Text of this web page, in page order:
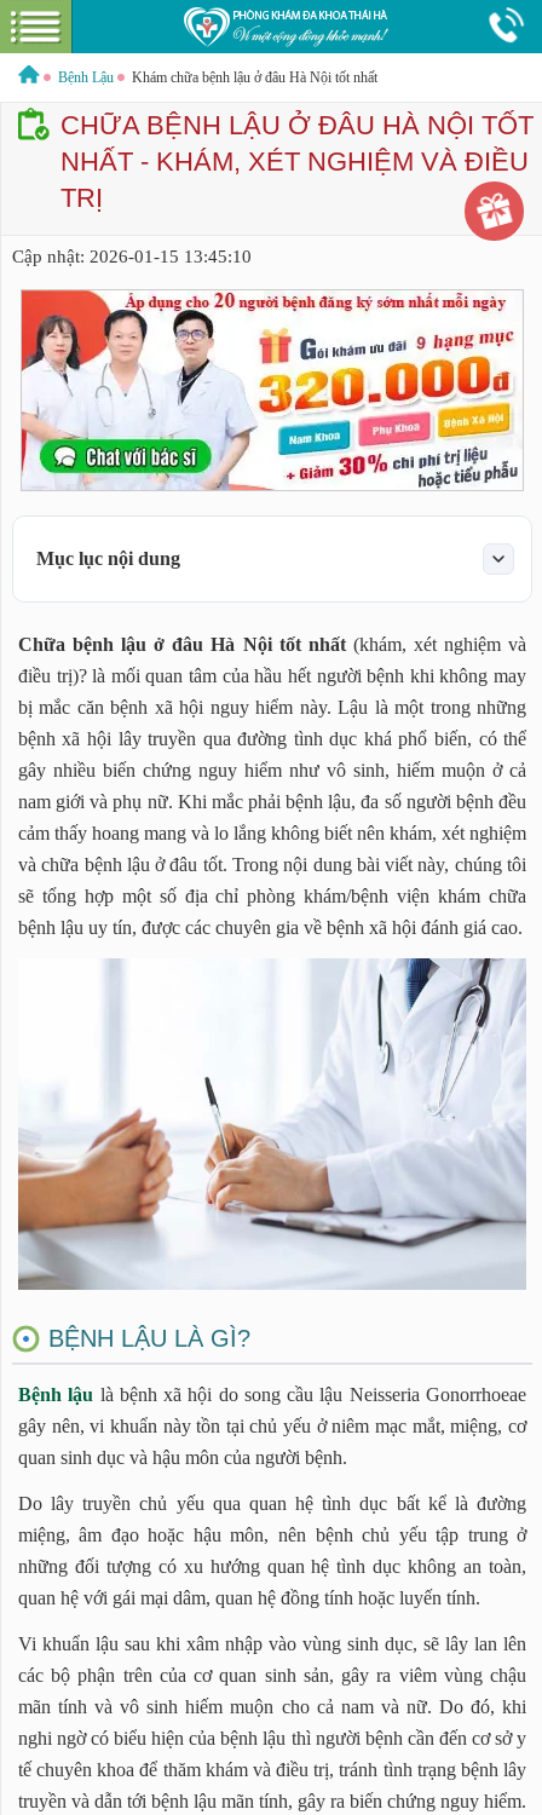
0379544317Bác sĩ tư vấn miễn phí
GÓI DỊCH VỤ
HƯỚNG DẪN VÀ CHI PHÍ
ĐẶT LỊCH HẸN KHÁM
LIÊN HỆ
NAM KHOA
BỆNH XÃ HỘI
Đi
ệ
n
t
h
o
ại
Bệnh Lậu Khám chữa bệnh lậu ở đâu Hà Nội tốt nhất
CHỮA BỆNH LẬU Ở ĐÂU HÀ NỘI TỐT
NHẤT - KHÁM, XÉT NGHIỆM VÀ ĐIỀU
TRỊ
Cập nhật: 2026-01-15 13:45:10
Mục lục nội dung
Triệu chứng bệnh lậu
Bệnh lậu có nguy hiểm không?
Khám, xét nghiệm và điều trị bệnh lậu ở đâu tốt nhất Hà
1. Chữa bệnh lậu ở đâu? Phòng khám Thái Hà
2. Khám bệnh lậu ở đâu? Bệnh viện Da liễu Trung
Ương
3. Chữa bệnh lậu ở Hà Nội - Bệnh viện Đại học Y Hà
4. Điều trị bệnh lậu ở đâu? Bệnh viện Trung Ương
5. Khám bệnh lậu tại bệnh viện Bạch Mai
6. Xét nghiệm bệnh lậu ở đâu? bệnh viện Da liễu Hà
7. Bệnh lậu chữa ở đâu? bệnh viện Bệnh viên quân y
103
8. Phòng khám bệnh lậu Hưng Thịnh
Chi phí khám, chữa bệnh lậu bao nhiêu tiền?
Chữa bệnh lậu ở đâu Hà Nội tốt nhất(khám, xét nghiệm và
điều trị)? là mối quan tâm của hầu hết người bệnh khi không may
bị mắc căn bệnh xã hội nguy hiểm này. Lậu là một trong những
bệnh xã hội lây truyền qua đường tình dục khá phổ biến, có thể
gây nhiều biến chứng nguy hiểm như vô sinh, hiếm muộn ở cả
nam giới và phụ nữ. Khi mắc phải bệnh lậu, đa số người bệnh đều
cảm thấy hoang mang và lo lắng không biết nên khám, xét nghiệm
và chữa bệnh lậu ở đâu tốt. Trong nội dung bài viết này, chúng tôi
sẽ tổng hợp một số địa chỉ phòng khám/bệnh viện khám chữa
bệnh lậu uy tín, được các chuyên gia về bệnh xã hội đánh giá cao.
BỆNH LẬU LÀ GÌ?
Bệnh lậu là bệnh xã hội do song cầu lậu Neisseria Gonorrhoeae
gây nên, vi khuẩn này tồn tại chủ yếu ở niêm mạc mắt, miệng, cơ
quan sinh dục và hậu môn của người bệnh.
Do lây truyền chủ yếu qua quan hệ tình dục bất kể là đường
miệng, âm đạo hoặc hậu môn, nên bệnh chủ yếu tập trung ở
những đối tượng có xu hướng quan hệ tình dục không an toàn,
quan hệ với gái mại dâm, quan hệ đồng tính hoặc luyến tính.
Vi khuẩn lậu sau khi xâm nhập vào vùng sinh dục, sẽ lây lan lên
các bộ phận trên của cơ quan sinh sản, gây ra viêm vùng chậu
mãn tính và vô sinh hiếm muộn cho cả nam và nữ. Do đó, khi
nghi ngờ có biểu hiện của bệnh lậu thì người bệnh cần đến cơ sở y
tế chuyên khoa để thăm khám và điều trị, tránh tình trạng bệnh lây
truyền và dẫn tới bệnh lậu mãn tính, gây ra biến chứng nguy hiểm.